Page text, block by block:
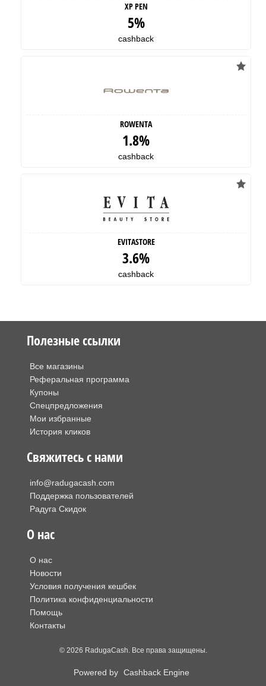
XP PEN
5%
cashback
ROWENTA
1.8%
cashback
EVITASTORE
3.6%
cashback
Полезные ссылки
Все магазины
Реферальная программа
Купоны
Спецпредложения
Мои избранные
История кликов
Свяжитесь с нами
info@radugacash.com
Поддержка пользователей
Радуга Скидок
О нас
О нас
Новости
Условия получения кешбек
Политика конфиденциальности
Помощь
Контакты
© 2026 RadugaCash. Все права защищены.
Powered by Cashback Engine